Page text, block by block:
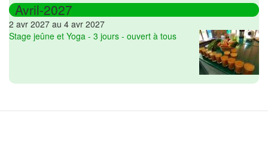
Avril-2027
2 avr 2027 au 4 avr 2027
Stage jeûne et Yoga - 3 jours - ouvert à tous